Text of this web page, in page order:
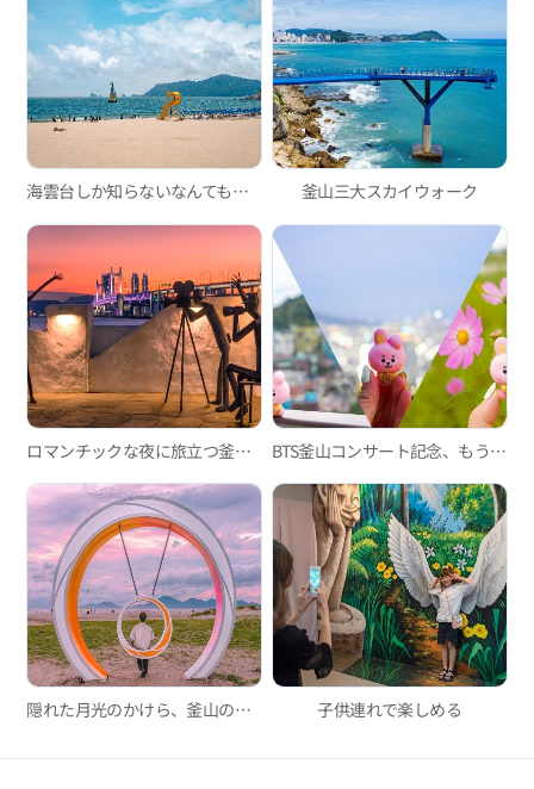
海雲台しか知らないなんてもったいない！ この夏、ぜひ行ってみたい釜山の海水浴場3か所 釜山三大スカイウォーク
ロマンチックな夜に旅立つ釜山シティツアーバス・夜景ツアー「ブリッジドライブ」 BTS釜山コンサート記念、もう一度訪れたJUNG KOOKコース
隠れた月光のかけら、釜山の月見の名所4 子供連れで楽しめる